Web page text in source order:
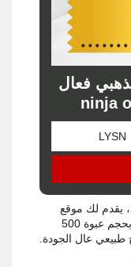
فعال
يقدم لك موقع
نينجا ارض الطبيعة حب الكينوا متوفر بحجم عبوة 500